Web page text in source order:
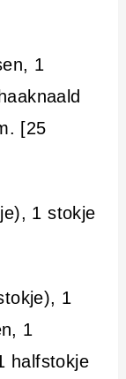
1
[25
1 stokje
1
1
halfstokje